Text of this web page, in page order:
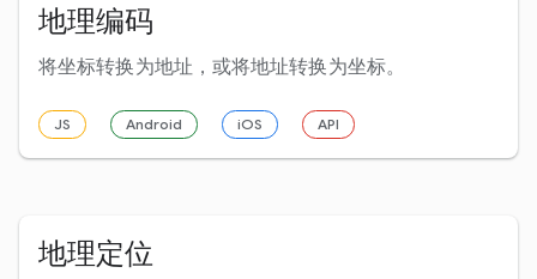
地理编码
将坐标转换为地址，或将地址转换为坐标。
JS Android iOS API
地理定位